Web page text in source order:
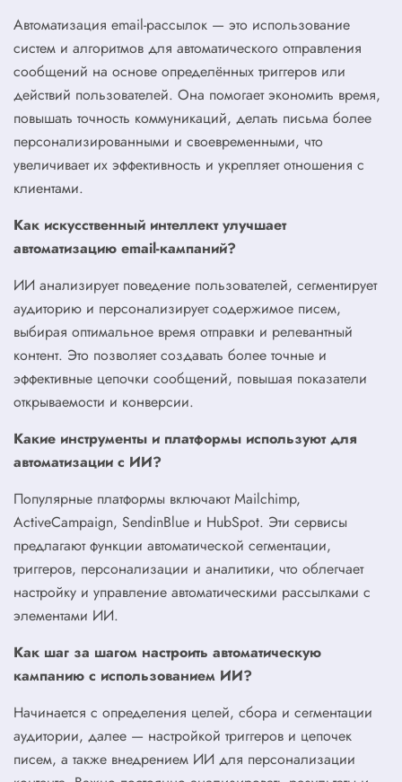
Автоматизация email-рассылок — это использование
систем и алгоритмов для автоматического отправления
сообщений на основе определённых триггеров или
действий пользователей. Она помогает экономить время,
повышать точность коммуникаций, делать письма более
персонализированными и своевременными, что
увеличивает их эффективность и укрепляет отношения с
клиентами.
Как искусственный интеллект улучшает
автоматизацию email-кампаний?
ИИ анализирует поведение пользователей, сегментирует
аудиторию и персонализирует содержимое писем,
выбирая оптимальное время отправки и релевантный
контент. Это позволяет создавать более точные и
эффективные цепочки сообщений, повышая показатели
открываемости и конверсии.
Какие инструменты и платформы используют для
автоматизации с ИИ?
Популярные платформы включают Mailchimp,
ActiveCampaign, SendinBlue и HubSpot. Эти сервисы
предлагают функции автоматической сегментации,
триггеров, персонализации и аналитики, что облегчает
настройку и управление автоматическими рассылками с
элементами ИИ.
Как шаг за шагом настроить автоматическую
кампанию с использованием ИИ?
Начинается с определения целей, сбора и сегментации
аудитории, далее — настройкой триггеров и цепочек
писем, а также внедрением ИИ для персонализации